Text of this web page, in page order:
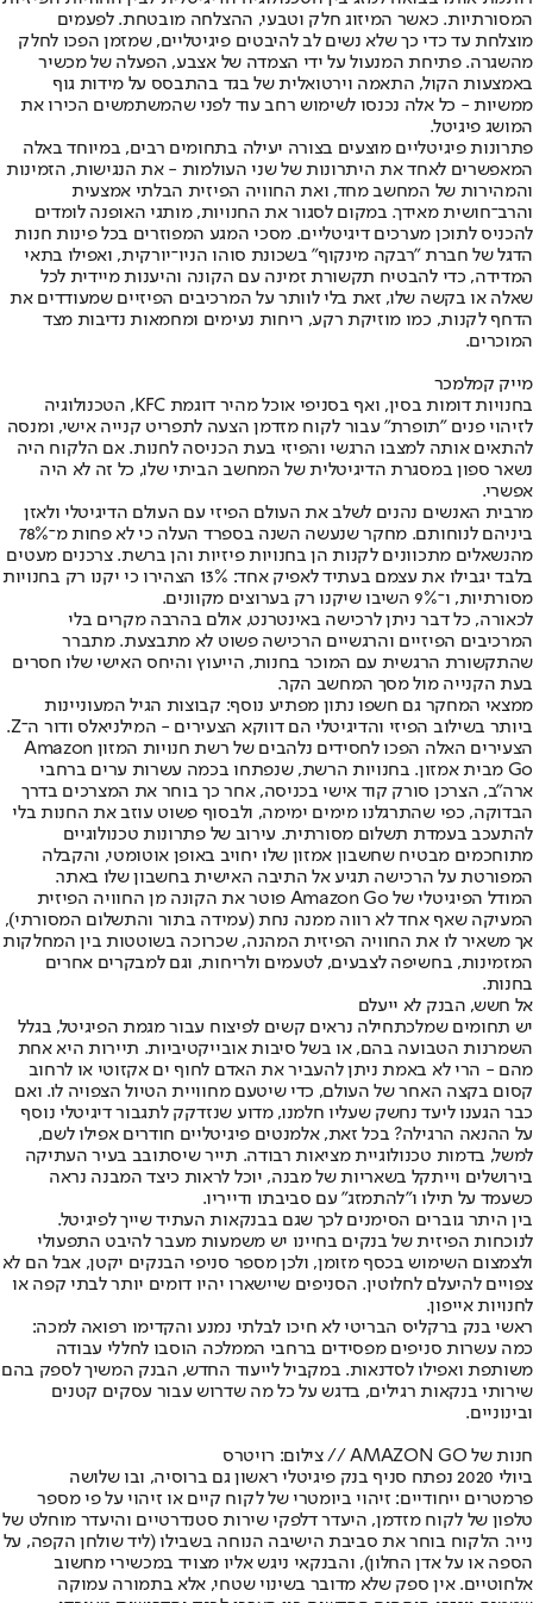
המסורתיות. כאשר המיזוג חלק וטבעי, ההצלחה מובטחת. לפעמים
מוצלחת עד כדי כך שלא נשים לב להיבטים פיגיטליים, שמזמן הפכו לחלק
מהשגרה. פתיחת המנעול על ידי הצמדה של אצבע, הפעלה של מכשיר
באמצעות הקול, התאמה וירטואלית של בגד בהתבסס על מידות גוף
ממשיות - כל אלה נכנסו לשימוש רחב עוד לפני שהמשתמשים הכירו את
המושג פיגיטל.
פתרונות פיגיטליים מוצעים בצורה יעילה בתחומים רבים, במיוחד באלה
המאפשרים לאחד את היתרונות של שני העולמות - את הנגישות, הזמינות
והמהירות של המחשב מחד, ואת החוויה הפיזית הבלתי אמצעית
והרב־חושית מאידך. במקום לסגור את החנויות, מותגי האופנה לומדים
להכניס לתוכן מערכים דיגיטליים. מסכי המגע המפוזרים בכל פינות חנות
הדגל של חברת "רבקה מינקוף" בשכונת סוהו הניו־יורקית, ואפילו בתאי
המדידה, כדי להבטיח תקשורת זמינה עם הקונה והיענות מיידית לכל
שאלה או בקשה שלו, זאת בלי לוותר על המרכיבים הפיזיים שמעודדים את
הדחף לקנות, כמו מוזיקת רקע, ריחות נעימים ומחמאות נדיבות מצד
המוכרים.
מייק קמלמכר
בחנויות דומות בסין, ואף בסניפי אוכל מהיר דוגמת KFC, הטכנולוגיה
לזיהוי פנים "תופרת" עבור לקוח מזדמן הצעה לתפריט קנייה אישי, ומנסה
להתאים אותה למצבו הרגשי והפיזי בעת הכניסה לחנות. אם הלקוח היה
נשאר ספון במסגרת הדיגיטלית של המחשב הביתי שלו, כל זה לא היה
אפשרי.
מרבית האנשים נהנים לשלב את העולם הפיזי עם העולם הדיגיטלי ולאזן
ביניהם לנוחותם. מחקר שנעשה השנה בספרד העלה כי לא פחות מ־78%
מהנשאלים מתכוונים לקנות הן בחנויות פיזיות והן ברשת. צרכנים מעטים
בלבד יגבילו את עצמם בעתיד לאפיק אחד: 13% הצהירו כי יקנו רק בחנויות
מסורתיות, ו־9% השיבו שיקנו רק בערוצים מקוונים.
לכאורה, כל דבר ניתן לרכישה באינטרנט, אולם בהרבה מקרים בלי
המרכיבים הפיזיים והרגשיים הרכישה פשוט לא מתבצעת. מתברר
שהתקשורת הרגשית עם המוכר בחנות, הייעוץ והיחס האישי שלו חסרים
בעת הקנייה מול מסך המחשב הקר.
ממצאי המחקר גם חשפו נתון מפתיע נוסף: קבוצות הגיל המעוניינות
ביותר בשילוב הפיזי והדיגיטלי הם דווקא הצעירים - המילניאלס ודור ה־Z.
הצעירים האלה הפכו לחסידים נלהבים של רשת חנויות המזון Amazon
Go מבית אמזון. בחנויות הרשת, שנפתחו בכמה עשרות ערים ברחבי
ארה"ב, הצרכן סורק קוד אישי בכניסה, אחר כך בוחר את המצרכים בדרך
הבדוקה, כפי שהתרגלנו מימים ימימה, ולבסוף פשוט עוזב את החנות בלי
להתעכב בעמדת תשלום מסורתית. עירוב של פתרונות טכנולוגיים
מתוחכמים מבטיח שחשבון אמזון שלו יחויב באופן אוטומטי, והקבלה
המפורטת על הרכישה תגיע אל התיבה האישית בחשבון שלו באתר.
המודל הפיגיטלי של Amazon Go פוטר את הקונה מן החוויה הפיזית
המעיקה שאף אחד לא רווה ממנה נחת (עמידה בתור והתשלום המסורתי),
אך משאיר לו את החוויה הפיזית המהנה, שכרוכה בשוטטות בין המחלקות
המזמינות, בחשיפה לצבעים, לטעמים ולריחות, וגם למבקרים אחרים
בחנות.
אל חשש, הבנק לא ייעלם
יש תחומים שמלכתחילה נראים קשים לפיצוח עבור מגמת הפיגיטל, בגלל
השמרנות הטבועה בהם, או בשל סיבות אובייקטיביות. תיירות היא אחת
מהם - הרי לא באמת ניתן להעביר את האדם לחוף ים אקזוטי או לרחוב
קסום בקצה האחר של העולם, כדי שיטעם מחוויית הטיול הצפויה לו. ואם
כבר הגענו ליעד נחשק שעליו חלמנו, מדוע שנזדקק לתגבור דיגיטלי נוסף
על ההנאה הרגילה? בכל זאת, אלמנטים פיגיטליים חודרים אפילו לשם,
למשל, בדמות טכנולוגיית מציאות רבודה. תייר שיסתובב בעיר העתיקה
בירושלים וייתקל בשאריות של מבנה, יוכל לראות כיצד המבנה נראה
כשעמד על תילו ו"להתמזג" עם סביבתו ודייריו.
בין היתר גוברים הסימנים לכך שגם בבנקאות העתיד שייך לפיגיטל.
לנוכחות הפיזית של בנקים בחיינו יש משמעות מעבר להיבט התפעולי
ולצמצום השימוש בכסף מזומן, ולכן מספר סניפי הבנקים יקטן, אבל הם לא
צפויים להיעלם לחלוטין. הסניפים שיישארו יהיו דומים יותר לבתי קפה או
לחנויות אייפון.
ראשי בנק ברקליס הבריטי לא חיכו לבלתי נמנע והקדימו רפואה למכה:
כמה עשרות סניפים מפסידים ברחבי הממלכה הוסבו לחללי עבודה
משותפת ואפילו לסדנאות. במקביל לייעוד החדש, הבנק המשיך לספק בהם
שירותי בנקאות רגילים, בדגש על כל מה שדרוש עבור עסקים קטנים
ובינוניים.
חנות של AMAZON GO // צילום: רויטרס
ביולי 2020 נפתח סניף בנק פיגיטלי ראשון גם ברוסיה, ובו שלושה
פרמטרים ייחודיים: זיהוי ביומטרי של לקוח קיים או זיהוי על פי מספר
טלפון של לקוח מזדמן, היעדר דלפקי שירות סטנדרטיים והיעדר מוחלט של
נייר. הלקוח בוחר את סביבת הישיבה הנוחה בשבילו (ליד שולחן הקפה, על
הספה או על אדן החלון), והבנקאי ניגש אליו מצויד במכשירי מחשוב
אלחוטיים. אין ספק שלא מדובר בשינוי שטחי, אלא בתמורה עמוקה